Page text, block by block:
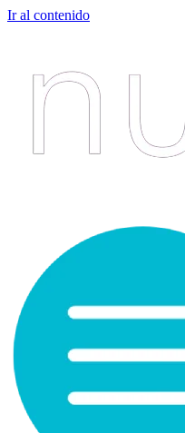
Ir al contenido